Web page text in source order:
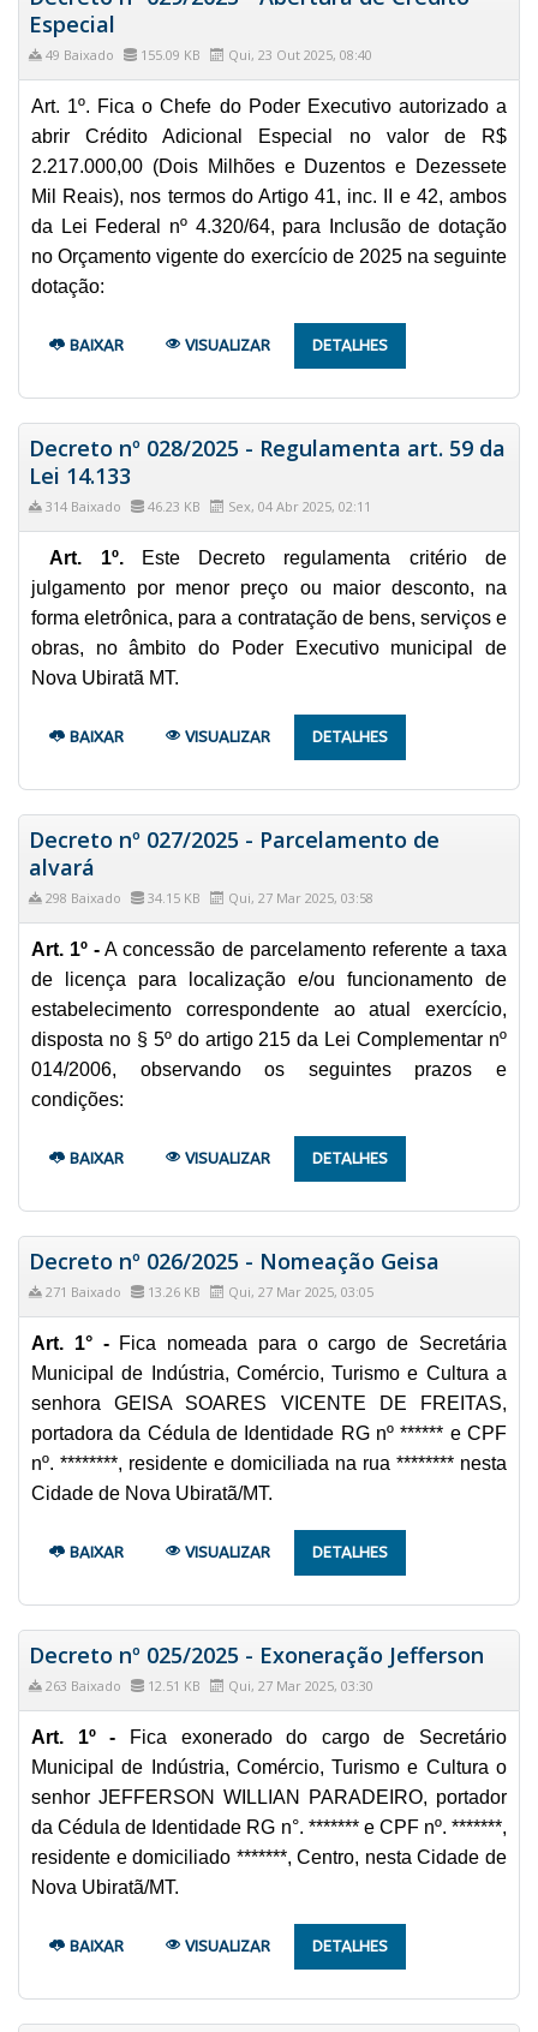
Especial
49 Baixado 155.09 KB Qui, 23 Out 2025, 08:40
Art. 1º. Fica o Chefe do Poder Executivo autorizado a
abrir Crédito Adicional Especial no valor de R$
2.217.000,00 (Dois Milhões e Duzentos e Dezessete
Mil Reais), nos termos do Artigo 41, inc. II e 42, ambos
da Lei Federal nº 4.320/64, para Inclusão de dotação
no Orçamento vigente do exercício de 2025 na seguinte
dotação:
BAIXAR VISUALIZAR DETALHES
Decreto nº 028/2025 - Regulamenta art. 59 da
Lei 14.133
314 Baixado 46.23 KB Sex, 04 Abr 2025, 02:11
Art. 1º.
Este Decreto regulamenta critério de
julgamento por menor preço ou maior desconto, na
forma eletrônica, para a contratação de bens, serviços e
obras, no âmbito do Poder Executivo municipal de
Nova Ubiratã MT.
BAIXAR VISUALIZAR DETALHES
Decreto nº 027/2025 - Parcelamento de
alvará
298 Baixado 34.15 KB Qui, 27 Mar 2025, 03:58
Art. 1º - A concessão de parcelamento referente a taxa
de licença para localização e/ou funcionamento de
estabelecimento correspondente ao atual exercício,
disposta no § 5º do artigo 215 da Lei Complementar nº
014/2006, observando os seguintes prazos e
condições:
BAIXAR VISUALIZAR DETALHES
Decreto nº 026/2025 - Nomeação Geisa
271 Baixado 13.26 KB Qui, 27 Mar 2025, 03:05
Art. 1° -Fica nomeada para o cargo de Secretária
Municipal de Indústria, Comércio, Turismo e Cultura a
senhora GEISA SOARES VICENTE DE FREITAS,
portadora da Cédula de Identidade RG nº ****** e CPF
nº. ********, residente e domiciliada na rua ******** nesta
Cidade de Nova Ubiratã/MT.
BAIXAR VISUALIZAR DETALHES
Decreto nº 025/2025 - Exoneração Jefferson
263 Baixado 12.51 KB Qui, 27 Mar 2025, 03:30
Art. 1º - Fica exonerado do cargo de Secretário
Municipal de Indústria, Comércio, Turismo e Cultura o
senhor JEFFERSON WILLIAN PARADEIRO, portador
da Cédula de Identidade RG n°. ******* e CPF nº. *******,
residente e domiciliado *******, Centro, nesta Cidade de
Nova Ubiratã/MT.
BAIXAR VISUALIZAR DETALHES